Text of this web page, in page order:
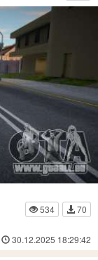
534
70
30.12.2025 18:29:42